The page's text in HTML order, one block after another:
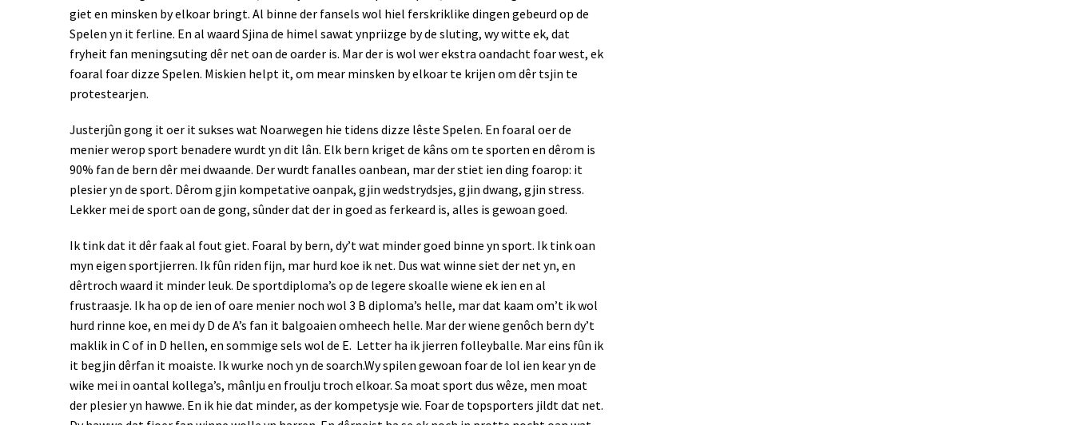
giet en minsken by elkoar bringt. Al binne der fansels wol hiel ferskriklike dingen gebeurd op de
Spelen yn it ferline. En al waard Sjina de himel sawat ynpriizge by de sluting, wy witte ek, dat
fryheit fan meningsuting dêr net oan de oarder is. Mar der is wol wer ekstra oandacht foar west, ek
foaral foar dizze Spelen. Miskien helpt it, om mear minsken by elkoar te krijen om dêr tsjin te
protestearjen.
Justerjûn gong it oer it sukses wat Noarwegen hie tidens dizze lêste Spelen. En foaral oer de
menier werop sport benadere wurdt yn dit lân. Elk bern kriget de kâns om te sporten en dêrom is
90% fan de bern dêr mei dwaande. Der wurdt fanalles oanbean, mar der stiet ien ding foarop: it
plesier yn de sport. Dêrom gjin kompetative oanpak, gjin wedstrydsjes, gjin dwang, gjin stress.
Lekker mei de sport oan de gong, sûnder dat der in goed as ferkeard is, alles is gewoan goed.
Ik tink dat it dêr faak al fout giet. Foaral by bern, dy’t wat minder goed binne yn sport. Ik tink oan
myn eigen sportjierren. Ik fûn riden fijn, mar hurd koe ik net. Dus wat winne siet der net yn, en
dêrtroch waard it minder leuk. De sportdiploma’s op de legere skoalle wiene ek ien en al
frustraasje. Ik ha op de ien of oare menier noch wol 3 B diploma’s helle, mar dat kaam om’t ik wol
hurd rinne koe, en mei dy D de A’s fan it balgoaien omheech helle. Mar der wiene genôch bern dy’t
maklik in C of in D hellen, en sommige sels wol de E. Letter ha ik jierren folleyballe. Mar eins fûn ik
it begjin dêrfan it moaiste. Ik wurke noch yn de soarch.Wy spilen gewoan foar de lol ien kear yn de
wike mei in oantal kollega’s, mânlju en froulju troch elkoar. Sa moat sport dus wêze, men moat
der plesier yn hawwe. En ik hie dat minder, as der kompetysje wie. Foar de topsporters jildt dat net.